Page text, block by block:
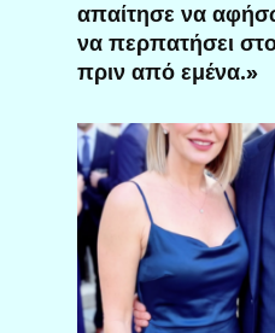
απαίτησε να
να περπατήσει
πριν από εμένα.»